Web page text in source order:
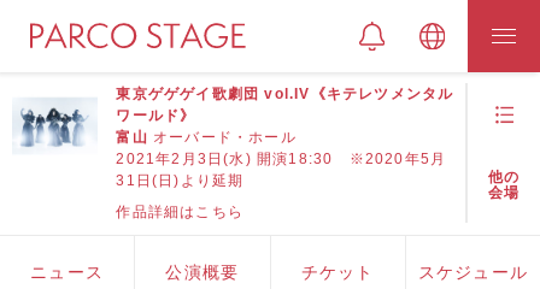
東京ゲゲゲイ歌劇団 vol.IV《キテレツメンタル
ワールド》
富山 オーバード・ホール
2021年2月3日(水) 開演18:30 ※2020年5月
31日(日)より延期
作品詳細はこちら
他の
会場
ニュース 公演概要 チケット スケジュール